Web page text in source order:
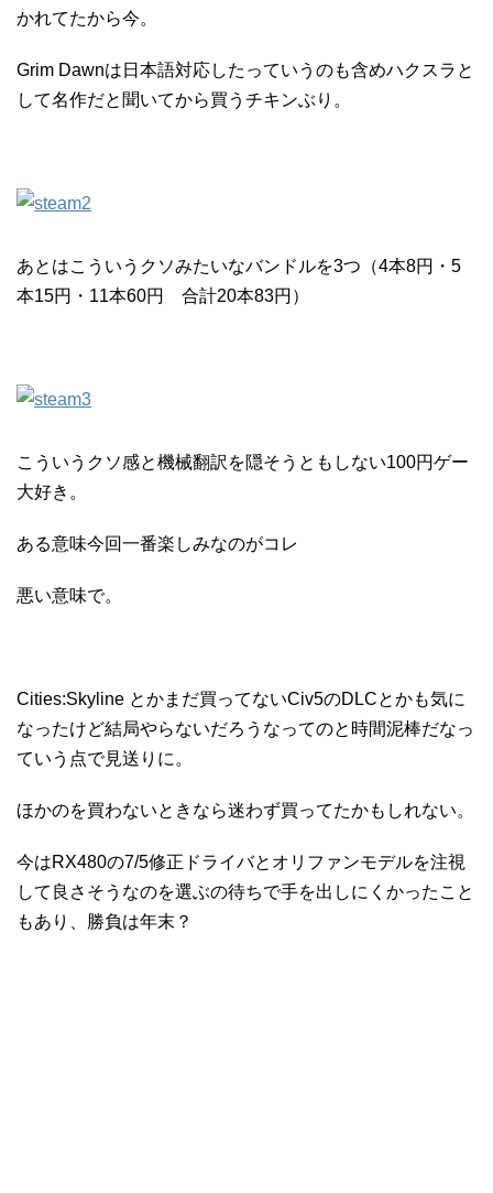
かれてたから今。
Grim Dawnは日本語対応したっていうのも含めハクスラと
して名作だと聞いてから買うチキンぶり。
あとはこういうクソみたいなバンドルを3つ（4本8円・5
本15円・11本60円 合計20本83円）
こういうクソ感と機械翻訳を隠そうともしない100円ゲー
大好き。
ある意味今回一番楽しみなのがコレ
悪い意味で。
Cities:Skyline とかまだ買ってないCiv5のDLCとかも気に
なったけど結局やらないだろうなってのと時間泥棒だなっ
ていう点で見送りに。
ほかのを買わないときなら迷わず買ってたかもしれない。
今はRX480の7/5修正ドライバとオリファンモデルを注視
して良さそうなのを選ぶの待ちで手を出しにくかったこと
もあり、勝負は年末？